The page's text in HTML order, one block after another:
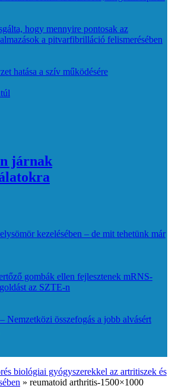
hogy mennyire pontosak az
a pitvarfibrilláció felismerésében
hatása a szív működésére
járnak
kezelésében – de mit tehetünk már
gombák ellen fejlesztenek mRNS-
az SZTE-n
Nemzetközi összefogás a jobb alvásért
biológiai gyógyszerekkel az artritiszek és
» reumatoid arthritis-1500×1000